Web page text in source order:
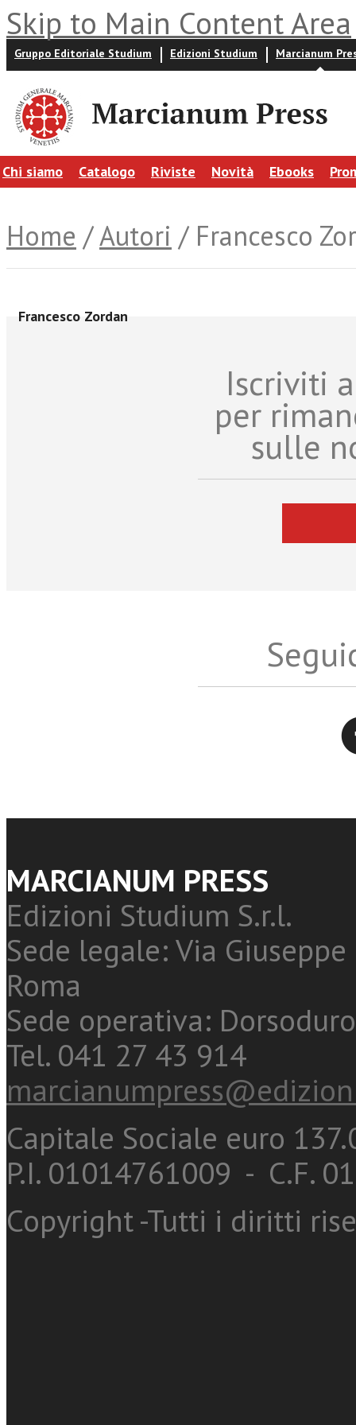
Skip to Main Content Area
Gruppo Editoriale Studium Edizioni Studium Marcianum
Chi siamo Catalogo Riviste Novità Ebooks
Home /Autori / Francesco
Francesco Zordan
Iscriviti
per
sulle
MARCIANUM PRESS
Edizioni Studium S.r.l.
Sede legale: Via
Roma
Sede operativa:
Tel. 041 27 43 914
Capitale Sociale euro
P.I. 01014761009 - C.F.
Copyright -Tutti i diritti